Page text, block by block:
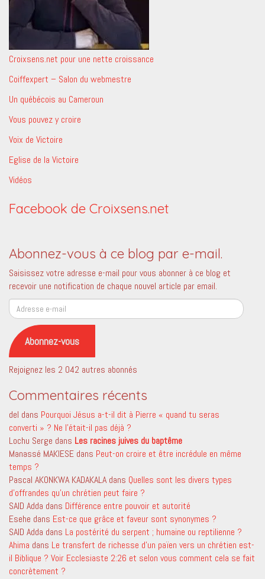
Croixsens.net pour une nette croissance
Coiffexpert – Salon du webmestre
Un québécois au Cameroun
Vous pouvez y croire
Voix de Victoire
Eglise de la Victoire
Vidéos
Facebook de Croixsens.net
Abonnez-vous à ce blog par e-mail.
Saisissez votre adresse e-mail pour vous abonner à ce blog et
recevoir une notification de chaque nouvel article par email.
Adresse
e-
mail
Abonnez-vous
Rejoignez les 2 042 autres abonnés
Commentaires récents
del dans Pourquoi Jésus a-t-il dit à Pierre « quand tu seras
converti » ? Ne l’était-il pas déjà ?
Lochu Serge dans Les racines juives du baptême
Manassé MAKIESE dans Peut-on croire et être incrédule en même
temps ?
Pascal AKONKWA KADAKALA dans Quelles sont les divers types
d’offrandes qu’un chrétien peut faire ?
SAID Adda dans Différence entre pouvoir et autorité
Esehe dans Est-ce que grâce et faveur sont synonymes ?
SAID Adda dans La postérité du serpent ; humaine ou reptilienne ?
Ahima dans Le transfert de richesse d’un païen vers un chrétien est-
il Biblique ? Voir Ecclesiaste 2:26 et selon vous comment cela se fait
concrètement ?